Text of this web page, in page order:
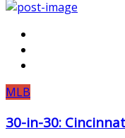
MLB
30-in-30: